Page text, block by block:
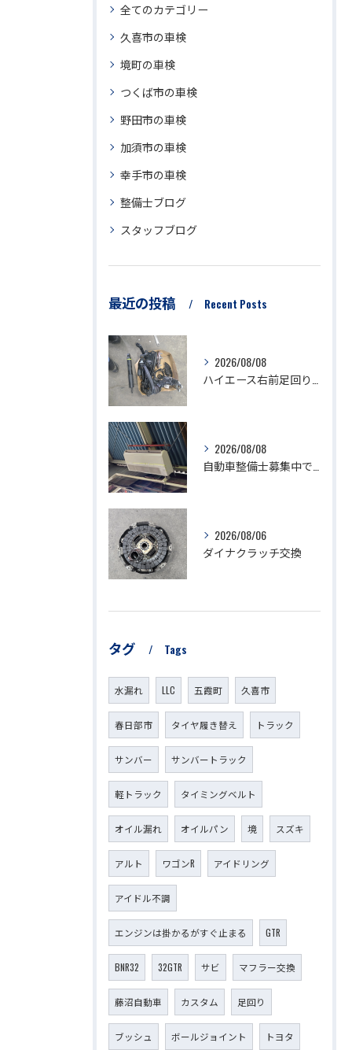
全てのカテゴリー
久喜市の車検
境町の車検
つくば市の車検
野田市の車検
加須市の車検
幸手市の車検
整備士ブログ
スタッフブログ
最近の投稿 Recent Posts
2026/08/08
2026/08/08
2026/08/06
ダイナクラッチ交換
タグ Tags
水漏れ LLC 五霞町 久喜市
春日部市 タイヤ履き替え トラック
サンバー サンバートラック
軽トラック タイミングベルト
オイル漏れ オイルパン 境 スズキ
アルト ワゴンR アイドリング
アイドル不調
エンジンは掛かるがすぐ止まる GTR
BNR32 32GTR サビ マフラー交換
藤沼自動車 カスタム 足回り
ブッシュ ボールジョイント トヨタ